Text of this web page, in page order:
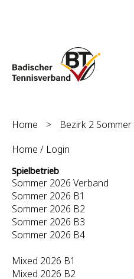
Home > Bezirk 2
Home / Login
Spielbetrieb
Sommer 2026 Verband
Sommer 2026 B1
Sommer 2026 B2
Sommer 2026 B3
Sommer 2026 B4
Mixed 2026 B1
Mixed 2026 B2